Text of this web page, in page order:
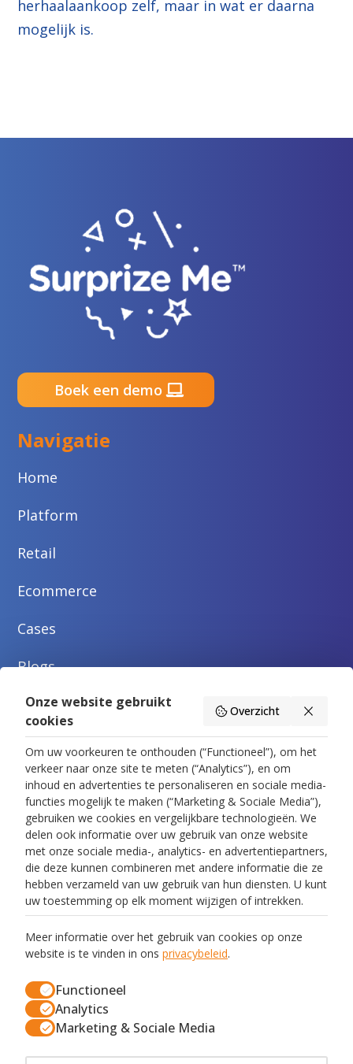
herhaalaankoop zelf, maar in wat er daarna
mogelijk is.
Boek een demo
Navigatie
Home
Platform
Retail
Ecommerce
Cases
Blogs
Over ons
Contact
FAQ
Legal
Privacy Policy
Algemene voorwaarden
Verwerkersovereenkomst
Contact
Info@surprizeme.shop
Onze website gebruikt
cookies
Overzicht
Om uw voorkeuren te onthouden (“Functioneel”), om het
verkeer naar onze site te meten (“Analytics”), en om
inhoud en advertenties te personaliseren en sociale media-
functies mogelijk te maken (“Marketing & Sociale Media”),
gebruiken we cookies en vergelijkbare technologieën. We
delen ook informatie over uw gebruik van onze website
met onze sociale media-, analytics- en advertentiepartners,
die deze kunnen combineren met andere informatie die ze
hebben verzameld van uw gebruik van hun diensten. U kunt
uw toestemming op elk moment wijzigen of intrekken.
Meer informatie over het gebruik van cookies op onze
website is te vinden in ons privacybeleid.
Functioneel
Analytics
Marketing & Sociale Media